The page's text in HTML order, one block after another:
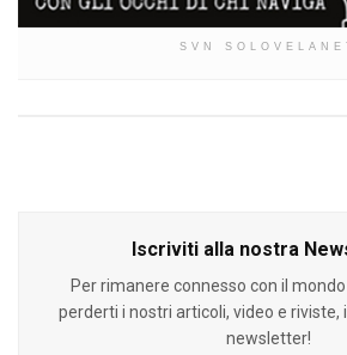
SVN
Iscriviti alla nostra
Per rimanere connesso con il
perderti i nostri articoli, video e riviste,
newsletter!